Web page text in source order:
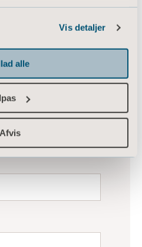
Vis detaljer
alle
Afvis